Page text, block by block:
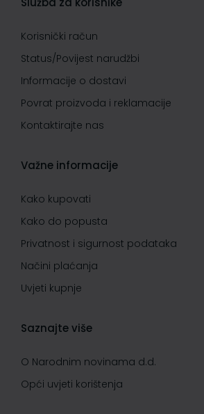
Korisnički račun
Status/Povijest narudžbi
Informacije o dostavi
Povrat proizvoda i reklamacije
Kontaktirajte nas
Važne informacije
Kako kupovati
Kako do popusta
Privatnost i sigurnost podataka
Načini plaćanja
Uvjeti kupnje
Saznajte više
O Narodnim novinama d.d.
Opći uvjeti korištenja